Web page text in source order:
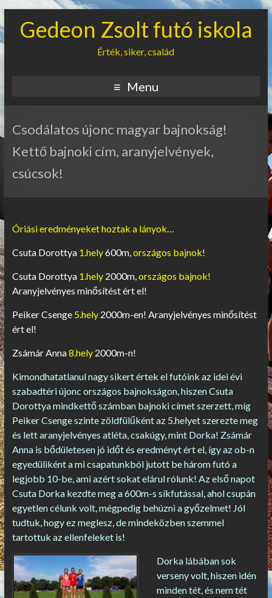
Gedeon Zsolt futó iskola
Érték, siker, család
Menu
Csodálatos újonc magyar bajnokság!
Kettő bajnoki cím, aranyjelvények,
csúcsok!
Óriási eredményeket hoztak a lányok…
Csuta Dorottya 1.hely600m,országos bajnok!
Csuta Dorottya1.hely2000m,országos bajnok!
Aranyjelvényes minősítést ért el!
Peiker Csenge 5.hely2000m-en! Aranyjelvényes minősítést
ért el!
Zsámár Anna8.hely2000m-n!
Kimondhatatlanul nagy sikert értek el futóink az idei évi
szabadtéri újonc országos bajnokságon, hiszen Csuta
Dorottya mindkettő számban bajnoki címet szerzett, míg
Peiker Csenge szinte zöldfülűként az 5.helyet szerezte meg
és lett aranyjelvényes atléta, csakúgy, mint Dorka! Zsámár
Anna is bődületesen jó időt és eredményt ért el, így az ob-n
egyedüliként a mi csapatunkból jutott be három futó a
legjobb 10-be, ami azért sokat elárul rólunk! Az első napot
Csuta Dorka kezdte meg a 600m-s síkfutással, ahol csupán
egyetlen célunk volt, mégpedig behúzni a győzelmet! Jól
tudtuk, hogy ez meglesz, de mindeközben szemmel
tartottuk az ellenfeleket is!
Dorka lábában sok
verseny volt, hiszen idén
minden tét, és nem tét